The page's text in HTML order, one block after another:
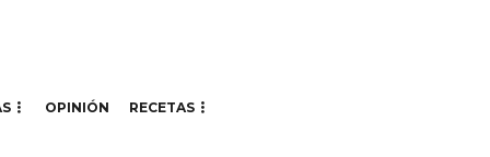
OPINIÓN RECETAS